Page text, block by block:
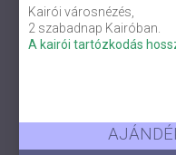
Kairói városnézés,
2 szabadnap Kairóban.
A kairói tartózkodás